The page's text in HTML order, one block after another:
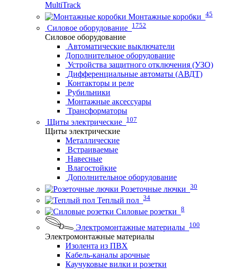
MultiTrack
Монтажные коробки 45
Силовое оборудование 1752
Силовое оборудование
Автоматические выключатели
Дополнительное оборудование
Устройства защитного отключения (УЗО)
Дифференциальные автоматы (АВДТ)
Контакторы и реле
Рубильники
Монтажные аксессуары
Трансформаторы
Щиты электрические 107
Щиты электрические
Металлические
Встраиваемые
Навесные
Влагостойкие
Дополнительное оборудование
Розеточные лючки 30
Теплый пол 34
Силовые розетки 8
Электромонтажные материалы 100
Электромонтажные материалы
Изолента из ПВХ
Кабель-каналы арочные
Каучуковые вилки и розетки